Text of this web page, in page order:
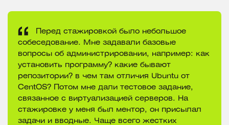
Перед стажировкой было небольшое
собеседование. Мне задавали базовые
вопросы об администрировании, например: как
установить программу? какие бывают
репозитории? в чем там отличия Ubuntu от
CentOS? Потом мне дали тестовое задание,
связанное с виртуализацией серверов. На
стажировке у меня был ментор, он присылал
задачи и вводные. Чаще всего жестких